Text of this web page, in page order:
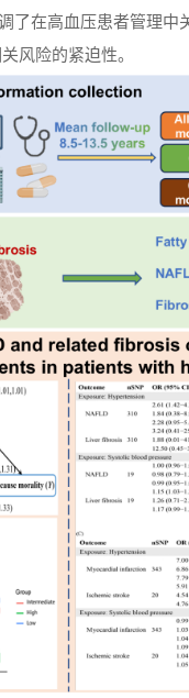
了在高血压患者管理中
风险的紧迫性。